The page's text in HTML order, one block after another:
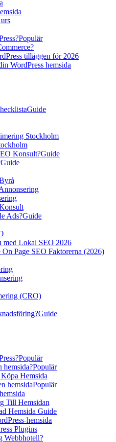
Populär
tilläggen för 2026
WordPress hemsida
Guide
Stockholm
Konsult?Guide
Guide
Ads?Guide
med Lokal SEO 2026
On Page SEO Faktorerna (2026)
(CRO)
Guide
Populär
hemsida?Populär
Hemsida
hemsidaPopulär
Till Hemsidan
Hemsida Guide
hemsida
Plugins
Webbhotell?